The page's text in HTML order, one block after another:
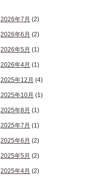
2026年7月 (2)
2026年6月 (2)
2026年5月 (1)
2026年4月 (1)
2025年12月 (4)
2025年10月 (1)
2025年8月 (1)
2025年7月 (1)
2025年6月 (2)
2025年5月 (2)
2025年4月 (2)